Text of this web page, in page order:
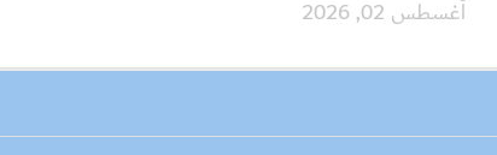
أغسطس 02, 2026